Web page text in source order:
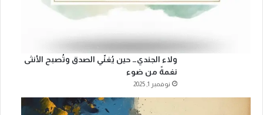
ولاء الجندي… حين يُغنّي الصدق وتُصبح الأنثى
نغمةً من ضوء
نوفمبر 1, 2025